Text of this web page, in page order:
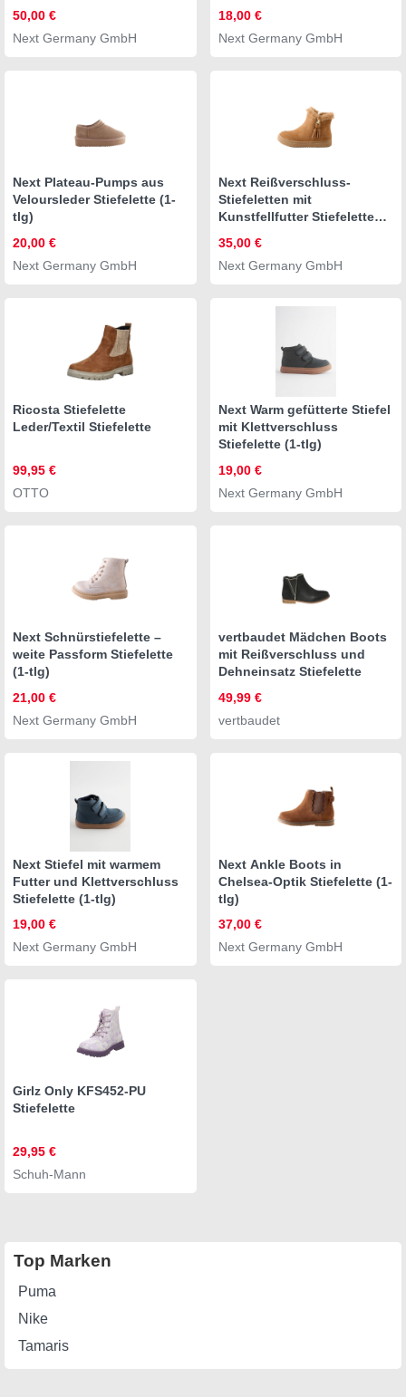
50,00 €
Next Germany GmbH
18,00 €
Next Germany GmbH
Next Plateau-Pumps aus
Veloursleder Stiefelette (1-
tlg)
20,00 €
Next Germany GmbH
Next Reißverschluss-
Stiefeletten mit
Kunstfellfutter Stiefelette
35,00 €
Next Germany GmbH
Ricosta Stiefelette
Leder/Textil Stiefelette
99,95 €
OTTO
Next Warm gefütterte Stiefel
mit Klettverschluss
Stiefelette (1-tlg)
19,00 €
Next Germany GmbH
Next Schnürstiefelette –
weite Passform Stiefelette
(1-tlg)
21,00 €
Next Germany GmbH
vertbaudet Mädchen Boots
mit Reißverschluss und
Dehneinsatz Stiefelette
49,99 €
vertbaudet
Next Stiefel mit warmem
Futter und Klettverschluss
Stiefelette (1-tlg)
19,00 €
Next Germany GmbH
Next Ankle Boots in
Chelsea-Optik Stiefelette (1-
tlg)
37,00 €
Next Germany GmbH
Girlz Only KFS452-PU
Stiefelette
29,95 €
Schuh-Mann
Top Marken
Puma
Nike
Tamaris